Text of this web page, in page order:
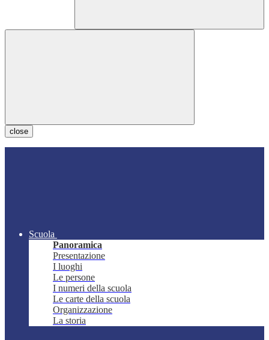
close
Scuola
Panoramica
Presentazione
I luoghi
Le persone
I numeri della scuola
Le carte della scuola
Organizzazione
La storia